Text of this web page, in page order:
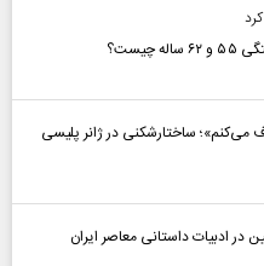
می‌کنم»؛ ساختارشکنی در ژانر پلیسی
در ادبیات داستانی معاصر ایران